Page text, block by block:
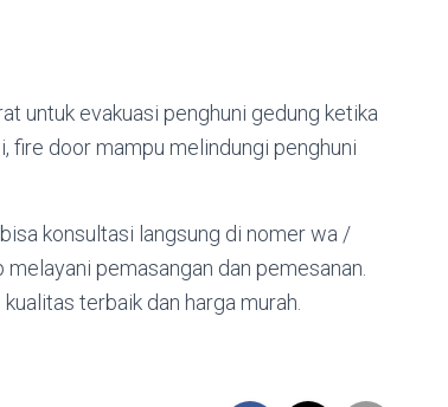
untuk evakuasi penghuni gedung ketika
fire door mampu melindungi penghuni
konsultasi langsung di nomer wa /
melayani pemasangan dan pemesanan.
kualitas terbaik dan harga murah.